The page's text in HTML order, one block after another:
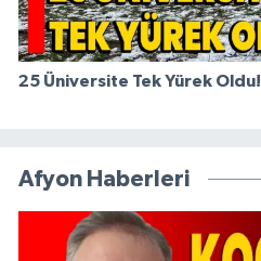
25 Üniversite Tek Yürek Oldu!
Afyon Haberleri